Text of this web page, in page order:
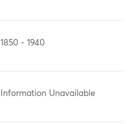
1850 - 1940
Information Unavailable